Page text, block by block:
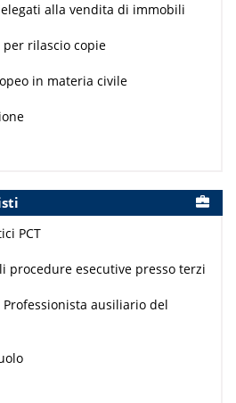
alla vendita di immobili
rilascio copie
in materia civile
PCT
procedure esecutive presso terzi
Professionista ausiliario del